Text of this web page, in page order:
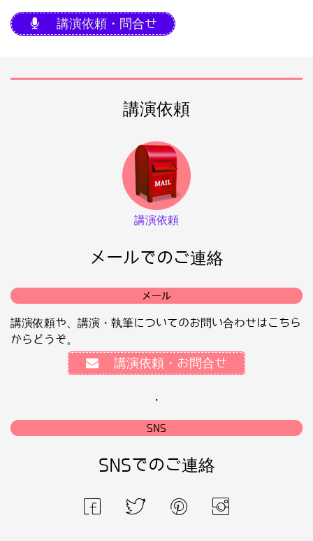
講演依頼・問合せ
講演依頼
講演依頼
メールでのご連絡
メール
講演依頼や、講演・執筆についてのお問い合わせはこちら
からどうぞ。
講演依頼・お問合せ
・
SNS
SNSでのご連絡